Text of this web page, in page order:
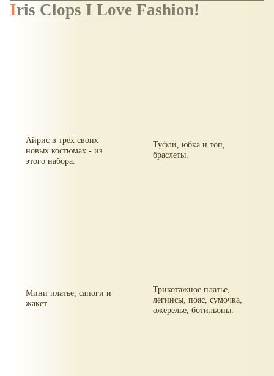
Iris Clops I Love Fashion!
Айрис в трёх своих
новых костюмах - из
этого набора.
Туфли, юбка и топ,
браслеты.
Мини платье, сапоги и
жакет.
Трикотажное платье,
легинсы, пояс, сумочка,
ожерелье, ботильоны.